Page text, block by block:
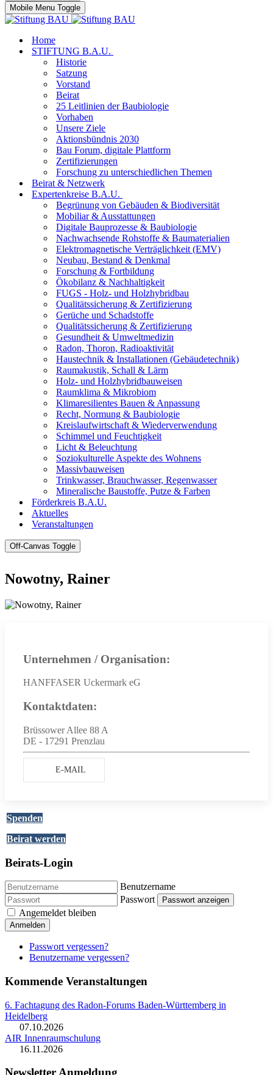
Mobile Menu Toggle
Home
STIFTUNG B.A.U.
Historie
Satzung
Vorstand
Beirat
25 Leitlinien der Baubiologie
Vorhaben
Unsere Ziele
Aktionsbündnis 2030
Bau Forum, digitale Plattform
Zertifizierungen
Forschung zu unterschiedlichen Themen
Beirat & Netzwerk
Expertenkreise B.A.U.
Begrünung von Gebäuden & Biodiversität
Mobiliar & Ausstattungen
Digitale Bauprozesse & Baubiologie
Nachwachsende Rohstoffe & Baumaterialien
Elektromagnetische Verträglichkeit (EMV)
Neubau, Bestand & Denkmal
Forschung & Fortbildung
Ökobilanz & Nachhaltigkeit
FUGS - Holz- und Holzhybridbau
Qualitätssicherung & Zertifizierung
Gerüche und Schadstoffe
Qualitätssicherung & Zertifizierung
Gesundheit & Umweltmedizin
Radon, Thoron, Radioaktivität
Haustechnik & Installationen (Gebäudetechnik)
Raumakustik, Schall & Lärm
Holz- und Holzhybridbauweisen
Raumklima & Mikrobiom
Klimaresilientes Bauen & Anpassung
Recht, Normung & Baubiologie
Kreislaufwirtschaft & Wiederverwendung
Schimmel und Feuchtigkeit
Licht & Beleuchtung
Soziokulturelle Aspekte des Wohnens
Massivbauweisen
Trinkwasser, Brauchwasser, Regenwasser
Mineralische Baustoffe, Putze & Farben
Förderkreis B.A.U.
Aktuelles
Veranstaltungen
Off-Canvas Toggle
Nowotny, Rainer
Unternehmen / Organisation:
HANFFASER Uckermark eG
Kontaktdaten:
Brüssower Allee 88 A
DE - 17291 Prenzlau
E-MAIL
Spenden
Beirat werden
Beirats-Login
Benutzername
Passwort
Passwort anzeigen
Angemeldet bleiben
Anmelden
Passwort vergessen?
Benutzername vergessen?
Kommende Veranstaltungen
6. Fachtagung des Radon-Forums Baden-Württemberg in
Heidelberg
07.10.2026
AIR Innenraumschulung
16.11.2026